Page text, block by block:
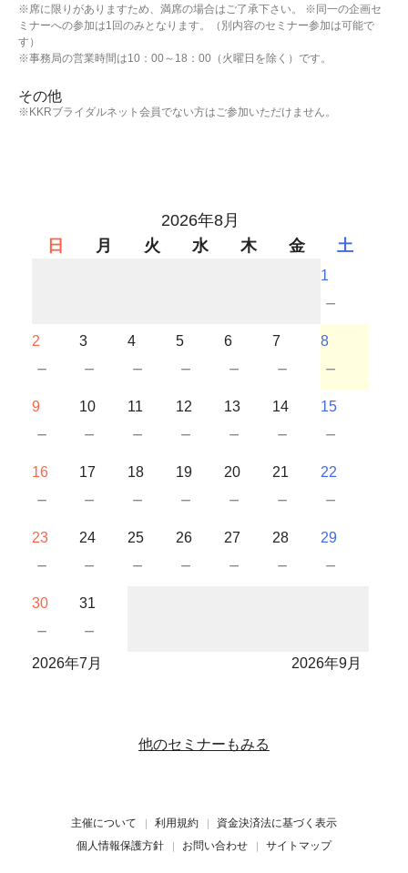
※席に限りがありますため、満席の場合はご了承下さい。 ※同一の企画セ
ミナーへの参加は1回のみとなります。（別内容のセミナー参加は可能で
す）
※事務局の営業時間は10：00～18：00（火曜日を除く）です。
その他
※KKRブライダルネット会員でない方はご参加いただけません。
2026年8月
日
月 火 水 木 金 土
1
－
2
－
3
－
4
－
5
－
6
－
7
－
8
－
9
－
10
－
11
－
12
－
13
－
14
－
15
－
16
－
17
－
18
－
19
－
20
－
21
－
22
－
23
－
24
－
25
－
26
－
27
－
28
－
29
－
30
－
31
－
2026年7月 2026年9月
他のセミナーもみる
主催について 利用規約
資金決済法に基づく表示
個人情報保護方針
お問い合わせ サイトマップ